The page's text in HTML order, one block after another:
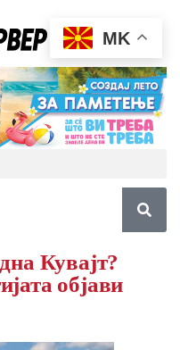
Кувајт?
објави
MK